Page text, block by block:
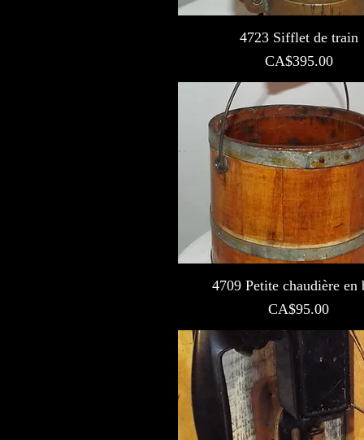
4723 Sifflet de train
Prix
CA$395.00
4709 Petite chaudière en
Prix
CA$95.00